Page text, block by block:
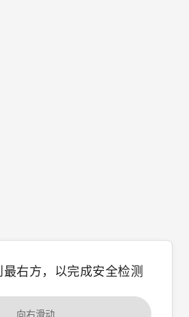
右方，以完成安全检测
向右滑动